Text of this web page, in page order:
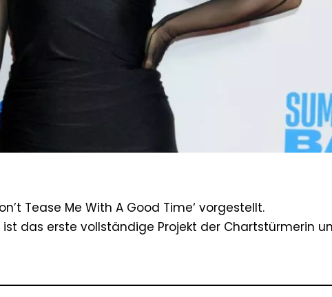
Tease Me With A Good Time‘ vorgestellt.
das erste vollständige Projekt der Chartstürmerin